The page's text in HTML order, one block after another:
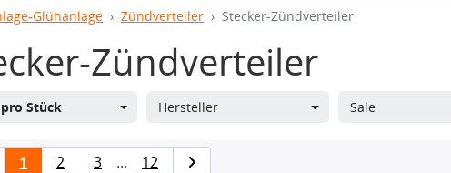
Glühanlage Zündverteiler Stecker-Zündverteiler
Zündverteiler
pro Stück Hersteller Sale
1 2 3 ... 12